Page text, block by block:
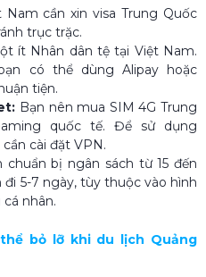
cần xin visa Trung Quốc
trục trặc.
ít Nhân dân tệ tại Việt Nam.
có thể dùng Alipay hoặc
tiện.
Bạn nên mua SIM 4G Trung
quốc tế. Để sử dụng
cài đặt VPN.
chuẩn bị ngân sách từ 15 đến
5-7 ngày, tùy thuộc vào hình
nhân.
bỏ lỡ khi du lịch Quảng